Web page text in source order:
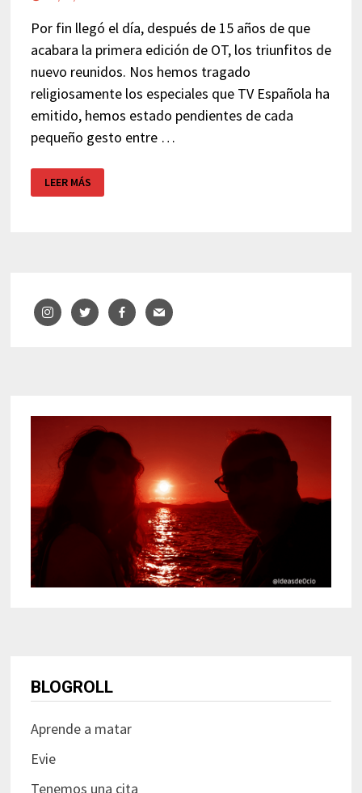
Por fin llegó el día, después de 15 años de que
acabara la primera edición de OT, los triunfitos de
nuevo reunidos. Nos hemos tragado
religiosamente los especiales que TV Española ha
emitido, hemos estado pendientes de cada
pequeño gesto entre …
OPERACIÓN
TRIUNFO
–
LEER MÁS
BLOGROLL
Aprende a matar
Evie
Tenemos una cita